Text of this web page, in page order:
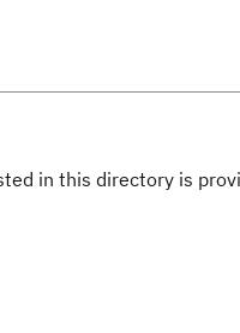
in this directory is